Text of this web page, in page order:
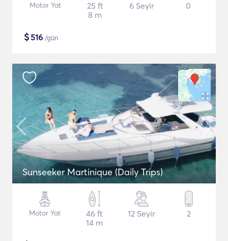
Motor Yat
25 ft
8 m
6 Seyir 0
$516 /gün
Sunseeker Martinique (Daily Trips)
Motor Yat
46 ft
14 m
12 Seyir 2